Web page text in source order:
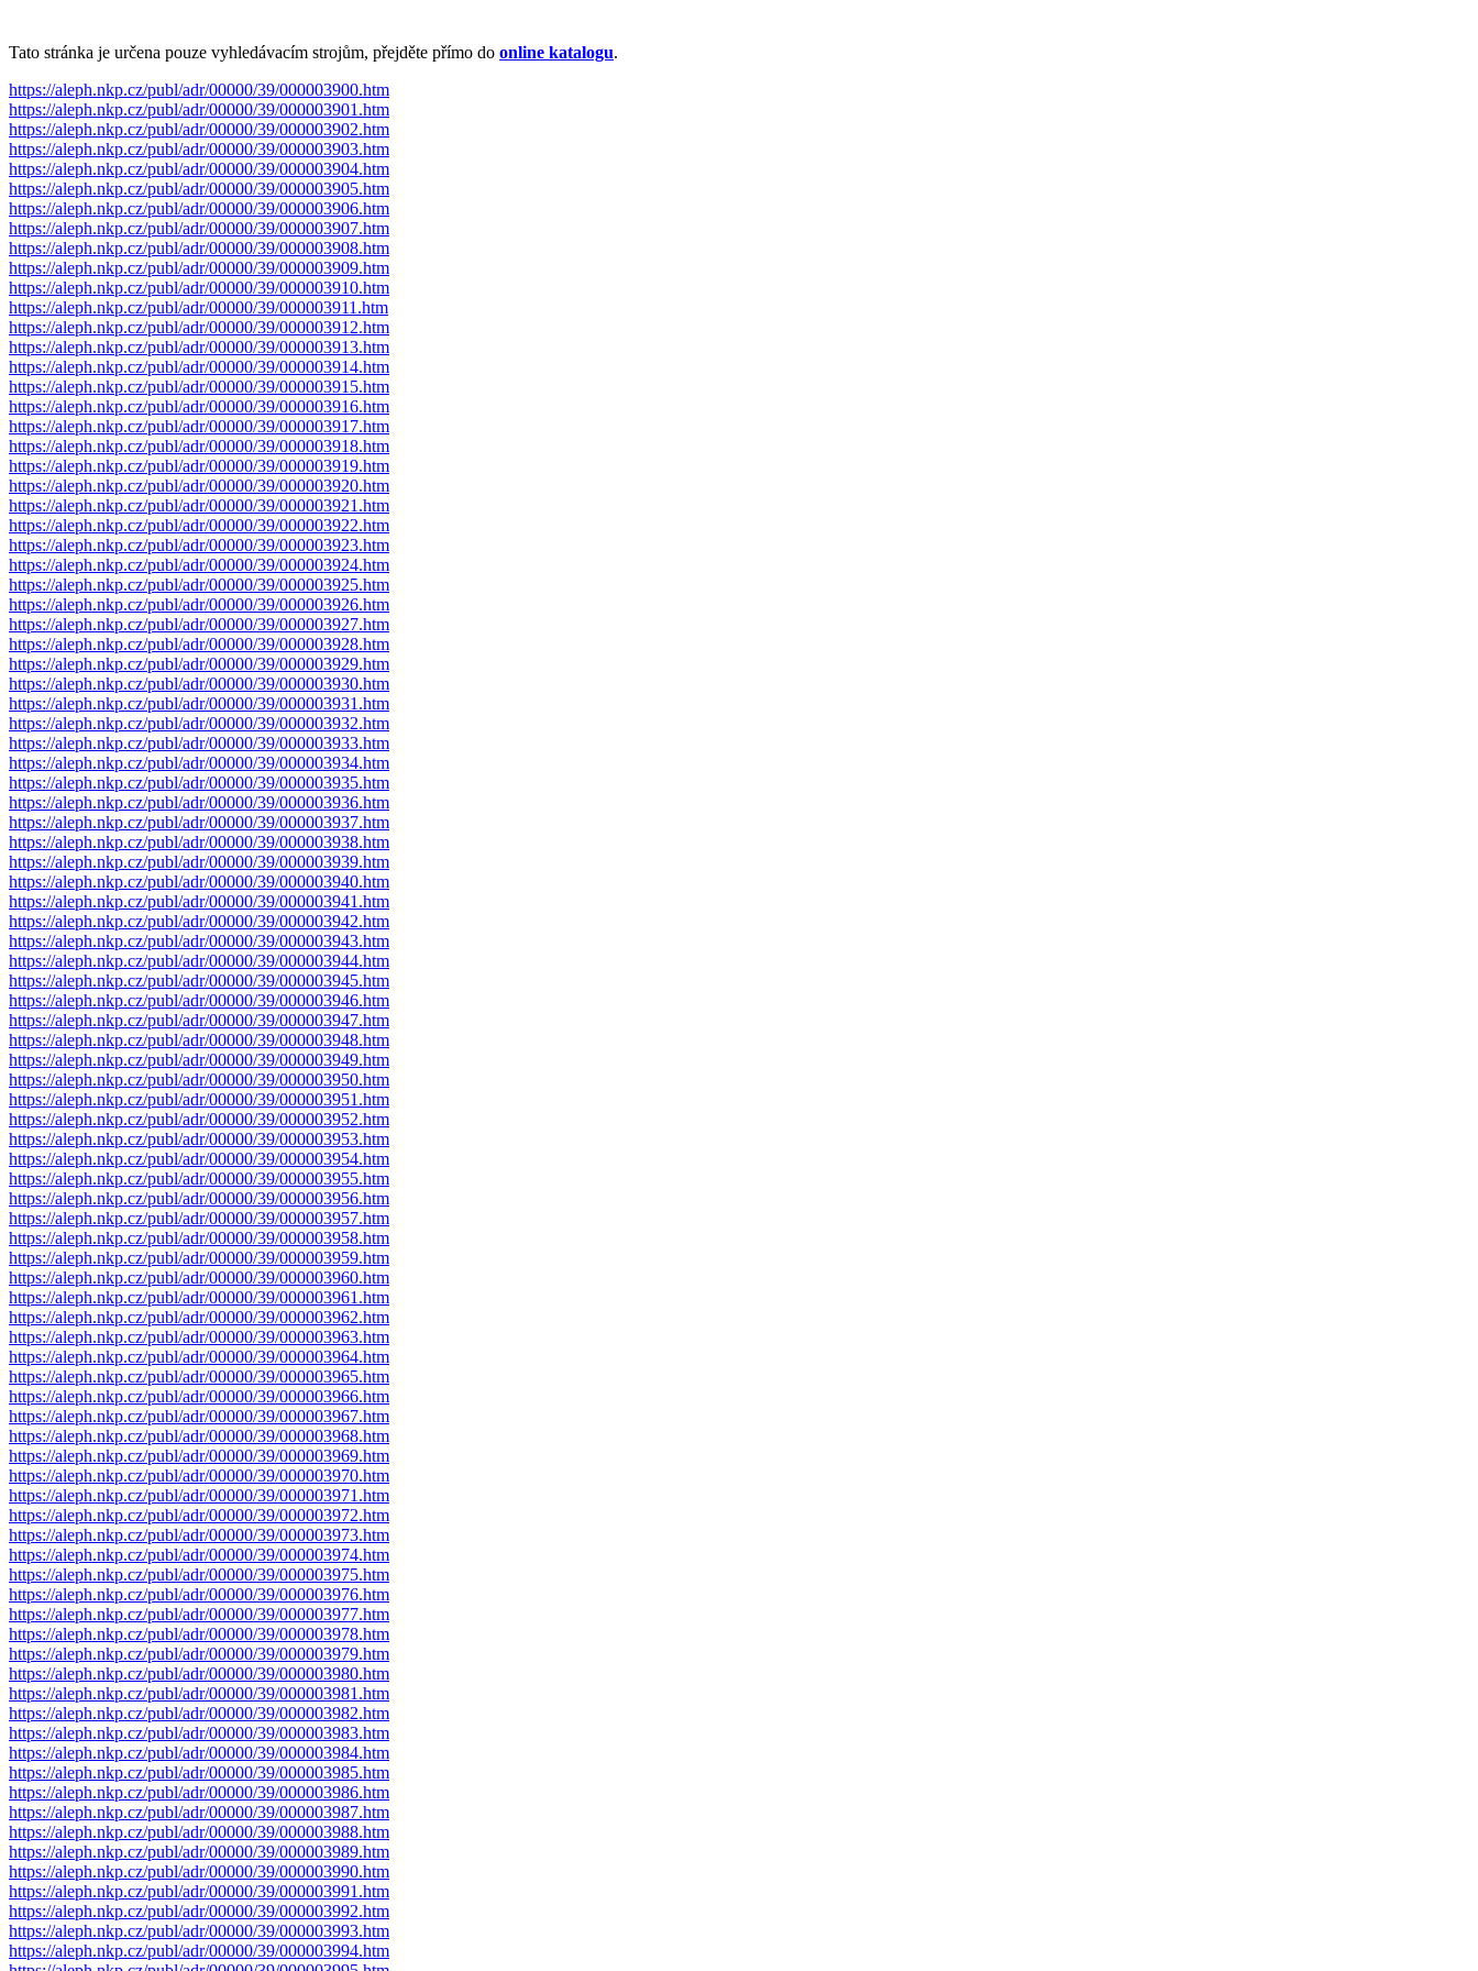
Tato stránka je určena pouze vyhledávacím strojům, přejděte přímo do online katalogu.
https://aleph.nkp.cz/publ/adr/00000/39/000003900.htm
https://aleph.nkp.cz/publ/adr/00000/39/000003901.htm
https://aleph.nkp.cz/publ/adr/00000/39/000003902.htm
https://aleph.nkp.cz/publ/adr/00000/39/000003903.htm
https://aleph.nkp.cz/publ/adr/00000/39/000003904.htm
https://aleph.nkp.cz/publ/adr/00000/39/000003905.htm
https://aleph.nkp.cz/publ/adr/00000/39/000003906.htm
https://aleph.nkp.cz/publ/adr/00000/39/000003907.htm
https://aleph.nkp.cz/publ/adr/00000/39/000003908.htm
https://aleph.nkp.cz/publ/adr/00000/39/000003909.htm
https://aleph.nkp.cz/publ/adr/00000/39/000003910.htm
https://aleph.nkp.cz/publ/adr/00000/39/000003911.htm
https://aleph.nkp.cz/publ/adr/00000/39/000003912.htm
https://aleph.nkp.cz/publ/adr/00000/39/000003913.htm
https://aleph.nkp.cz/publ/adr/00000/39/000003914.htm
https://aleph.nkp.cz/publ/adr/00000/39/000003915.htm
https://aleph.nkp.cz/publ/adr/00000/39/000003916.htm
https://aleph.nkp.cz/publ/adr/00000/39/000003917.htm
https://aleph.nkp.cz/publ/adr/00000/39/000003918.htm
https://aleph.nkp.cz/publ/adr/00000/39/000003919.htm
https://aleph.nkp.cz/publ/adr/00000/39/000003920.htm
https://aleph.nkp.cz/publ/adr/00000/39/000003921.htm
https://aleph.nkp.cz/publ/adr/00000/39/000003922.htm
https://aleph.nkp.cz/publ/adr/00000/39/000003923.htm
https://aleph.nkp.cz/publ/adr/00000/39/000003924.htm
https://aleph.nkp.cz/publ/adr/00000/39/000003925.htm
https://aleph.nkp.cz/publ/adr/00000/39/000003926.htm
https://aleph.nkp.cz/publ/adr/00000/39/000003927.htm
https://aleph.nkp.cz/publ/adr/00000/39/000003928.htm
https://aleph.nkp.cz/publ/adr/00000/39/000003929.htm
https://aleph.nkp.cz/publ/adr/00000/39/000003930.htm
https://aleph.nkp.cz/publ/adr/00000/39/000003931.htm
https://aleph.nkp.cz/publ/adr/00000/39/000003932.htm
https://aleph.nkp.cz/publ/adr/00000/39/000003933.htm
https://aleph.nkp.cz/publ/adr/00000/39/000003934.htm
https://aleph.nkp.cz/publ/adr/00000/39/000003935.htm
https://aleph.nkp.cz/publ/adr/00000/39/000003936.htm
https://aleph.nkp.cz/publ/adr/00000/39/000003937.htm
https://aleph.nkp.cz/publ/adr/00000/39/000003938.htm
https://aleph.nkp.cz/publ/adr/00000/39/000003939.htm
https://aleph.nkp.cz/publ/adr/00000/39/000003940.htm
https://aleph.nkp.cz/publ/adr/00000/39/000003941.htm
https://aleph.nkp.cz/publ/adr/00000/39/000003942.htm
https://aleph.nkp.cz/publ/adr/00000/39/000003943.htm
https://aleph.nkp.cz/publ/adr/00000/39/000003944.htm
https://aleph.nkp.cz/publ/adr/00000/39/000003945.htm
https://aleph.nkp.cz/publ/adr/00000/39/000003946.htm
https://aleph.nkp.cz/publ/adr/00000/39/000003947.htm
https://aleph.nkp.cz/publ/adr/00000/39/000003948.htm
https://aleph.nkp.cz/publ/adr/00000/39/000003949.htm
https://aleph.nkp.cz/publ/adr/00000/39/000003950.htm
https://aleph.nkp.cz/publ/adr/00000/39/000003951.htm
https://aleph.nkp.cz/publ/adr/00000/39/000003952.htm
https://aleph.nkp.cz/publ/adr/00000/39/000003953.htm
https://aleph.nkp.cz/publ/adr/00000/39/000003954.htm
https://aleph.nkp.cz/publ/adr/00000/39/000003955.htm
https://aleph.nkp.cz/publ/adr/00000/39/000003956.htm
https://aleph.nkp.cz/publ/adr/00000/39/000003957.htm
https://aleph.nkp.cz/publ/adr/00000/39/000003958.htm
https://aleph.nkp.cz/publ/adr/00000/39/000003959.htm
https://aleph.nkp.cz/publ/adr/00000/39/000003960.htm
https://aleph.nkp.cz/publ/adr/00000/39/000003961.htm
https://aleph.nkp.cz/publ/adr/00000/39/000003962.htm
https://aleph.nkp.cz/publ/adr/00000/39/000003963.htm
https://aleph.nkp.cz/publ/adr/00000/39/000003964.htm
https://aleph.nkp.cz/publ/adr/00000/39/000003965.htm
https://aleph.nkp.cz/publ/adr/00000/39/000003966.htm
https://aleph.nkp.cz/publ/adr/00000/39/000003967.htm
https://aleph.nkp.cz/publ/adr/00000/39/000003968.htm
https://aleph.nkp.cz/publ/adr/00000/39/000003969.htm
https://aleph.nkp.cz/publ/adr/00000/39/000003970.htm
https://aleph.nkp.cz/publ/adr/00000/39/000003971.htm
https://aleph.nkp.cz/publ/adr/00000/39/000003972.htm
https://aleph.nkp.cz/publ/adr/00000/39/000003973.htm
https://aleph.nkp.cz/publ/adr/00000/39/000003974.htm
https://aleph.nkp.cz/publ/adr/00000/39/000003975.htm
https://aleph.nkp.cz/publ/adr/00000/39/000003976.htm
https://aleph.nkp.cz/publ/adr/00000/39/000003977.htm
https://aleph.nkp.cz/publ/adr/00000/39/000003978.htm
https://aleph.nkp.cz/publ/adr/00000/39/000003979.htm
https://aleph.nkp.cz/publ/adr/00000/39/000003980.htm
https://aleph.nkp.cz/publ/adr/00000/39/000003981.htm
https://aleph.nkp.cz/publ/adr/00000/39/000003982.htm
https://aleph.nkp.cz/publ/adr/00000/39/000003983.htm
https://aleph.nkp.cz/publ/adr/00000/39/000003984.htm
https://aleph.nkp.cz/publ/adr/00000/39/000003985.htm
https://aleph.nkp.cz/publ/adr/00000/39/000003986.htm
https://aleph.nkp.cz/publ/adr/00000/39/000003987.htm
https://aleph.nkp.cz/publ/adr/00000/39/000003988.htm
https://aleph.nkp.cz/publ/adr/00000/39/000003989.htm
https://aleph.nkp.cz/publ/adr/00000/39/000003990.htm
https://aleph.nkp.cz/publ/adr/00000/39/000003991.htm
https://aleph.nkp.cz/publ/adr/00000/39/000003992.htm
https://aleph.nkp.cz/publ/adr/00000/39/000003993.htm
https://aleph.nkp.cz/publ/adr/00000/39/000003994.htm